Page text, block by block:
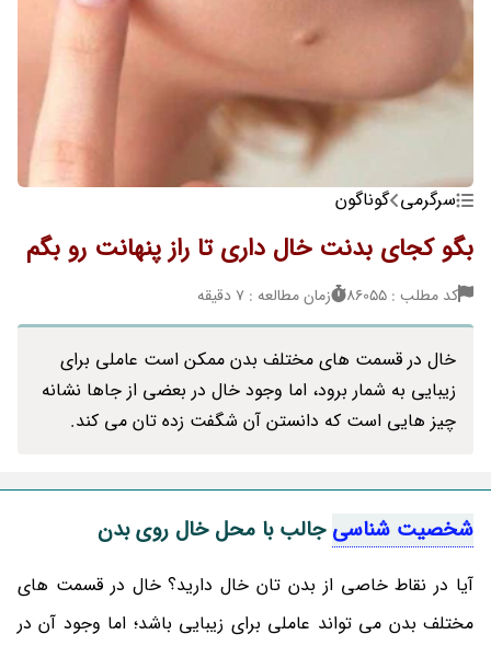
سرگرمی گوناگون
بگو کجای بدنت خال داری تا راز پنهانت رو بگم
کد مطلب : 86055 زمان مطالعه : 7 دقیقه
خال در قسمت های مختلف بدن ممکن است عاملی برای
زیبایی به شمار برود، اما وجود خال در بعضی از جاها نشانه
چیز هایی است که دانستن آن شگفت زده تان می کند.
شخصیت شناسی جالب با محل خال روی بدن
آیا در نقاط خاصی از بدن تان خال دارید؟ خال در قسمت های
مختلف بدن می تواند عاملی برای زیبایی باشد؛ اما وجود آن در